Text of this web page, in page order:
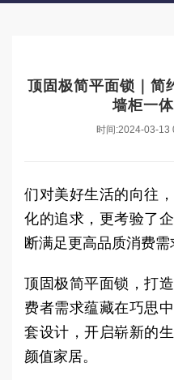
顶固极简平面锁｜简
墙柜一
时间:2024-03-13
们对美好生活的向往
化的追求，更考验了
断满足更高品质消费需
顶固极简平面锁，打
费者需求蕴藏在巧思
套设计，开启崭新的
颜值家居。